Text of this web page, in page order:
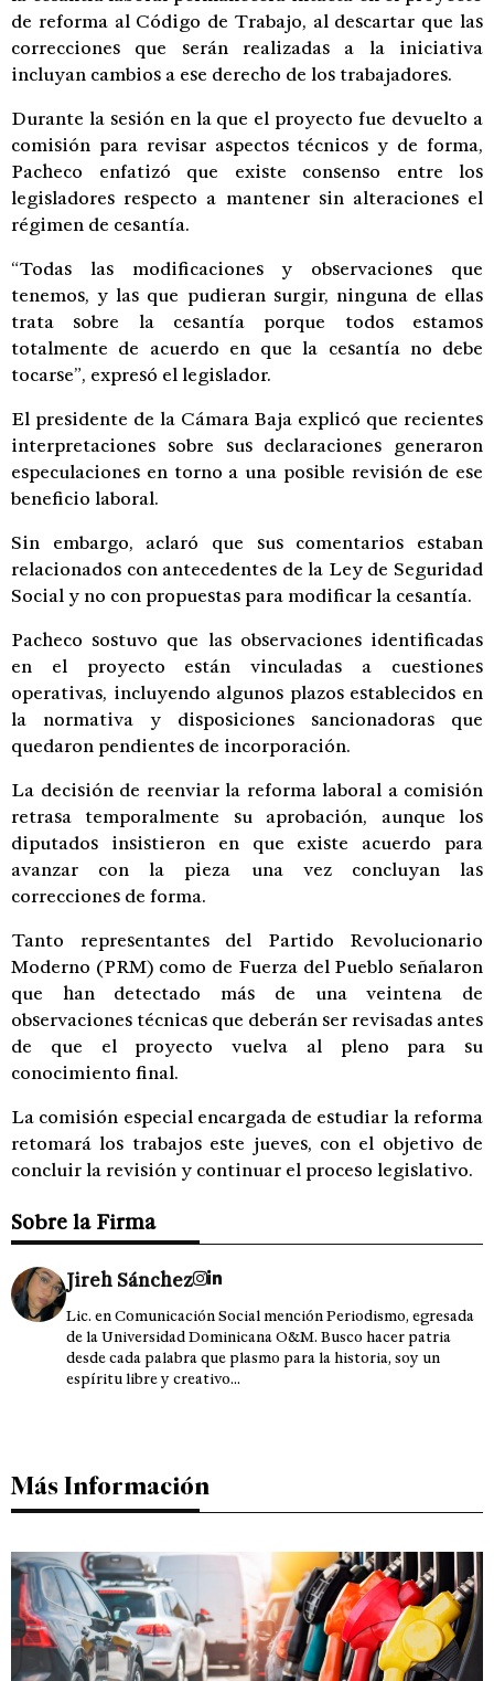
de reforma al Código de Trabajo, al descartar que las
correcciones que serán realizadas a la iniciativa
incluyan cambios a ese derecho de los trabajadores.
Durante la sesión en la que el proyecto fue devuelto a
comisión para revisar aspectos técnicos y de forma,
Pacheco enfatizó que existe consenso entre los
legisladores respecto a mantener sin alteraciones el
régimen de cesantía.
“Todas las modificaciones y observaciones que
tenemos, y las que pudieran surgir, ninguna de ellas
trata sobre la cesantía porque todos estamos
totalmente de acuerdo en que la cesantía no debe
tocarse”, expresó el legislador.
El presidente de la Cámara Baja explicó que recientes
interpretaciones sobre sus declaraciones generaron
especulaciones en torno a una posible revisión de ese
beneficio laboral.
Sin embargo, aclaró que sus comentarios estaban
relacionados con antecedentes de la Ley de Seguridad
Social y no con propuestas para modificar la cesantía.
Pacheco sostuvo que las observaciones identificadas
en el proyecto están vinculadas a cuestiones
operativas, incluyendo algunos plazos establecidos en
la normativa y disposiciones sancionadoras que
quedaron pendientes de incorporación.
La decisión de reenviar la reforma laboral a comisión
retrasa temporalmente su aprobación, aunque los
diputados insistieron en que existe acuerdo para
avanzar con la pieza una vez concluyan las
correcciones de forma.
Tanto representantes del Partido Revolucionario
Moderno (PRM) como de Fuerza del Pueblo señalaron
que han detectado más de una veintena de
observaciones técnicas que deberán ser revisadas antes
de que el proyecto vuelva al pleno para su
conocimiento final.
La comisión especial encargada de estudiar la reforma
retomará los trabajos este jueves, con el objetivo de
concluir la revisión y continuar el proceso legislativo.
Sobre la Firma
Jireh Sánchez
Lic. en Comunicación Social mención Periodismo, egresada
de la Universidad Dominicana O&M. Busco hacer patria
desde cada palabra que plasmo para la historia, soy un
espíritu libre y creativo...
Más Información